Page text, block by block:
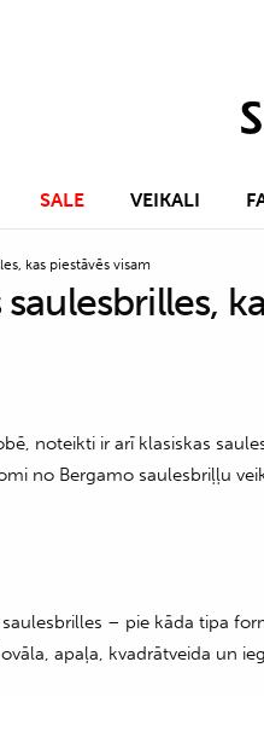
SALE VEIKALI
kas piestāvēs visam
noteikti ir arī klasiskas
no Bergamo saulesbriļļu
– pie kāda tipa
apaļa, kvadrātveida un